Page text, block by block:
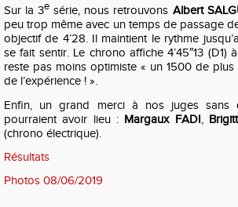
Sur la 3e série, nous retrouvons Albert
peu trop même avec un temps de passage
objectif de 4’28. Il maintient le rythme
se fait sentir. Le chrono affiche 4’45″13 (D1)
reste pas moins optimiste « un 1500 de
de l’expérience ! ».
Enfin, un grand merci à nos juges sans
pourraient avoir lieu : Margaux FADI,
(chrono électrique).
Résultats
Photos 08/06/2019